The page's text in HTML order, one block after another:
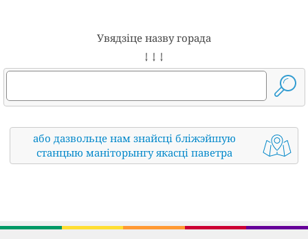
Увядзіце назву горада
↓ ↓ ↓
або дазвольце нам знайсці бліжэйшую
станцыю маніторынгу якасці паветра